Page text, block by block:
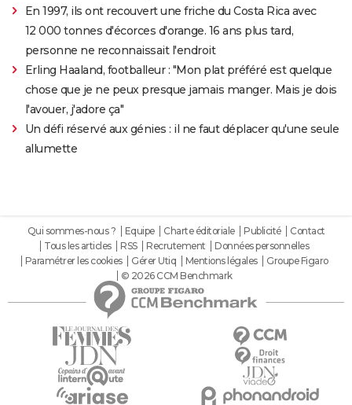
En 1997, ils ont recouvert une friche du Costa Rica avec
12 000 tonnes d'écorces d'orange. 16 ans plus tard,
personne ne reconnaissait l'endroit
Erling Haaland, footballeur : "Mon plat préféré est quelque
chose que je ne peux presque jamais manger. Mais je dois
l'avouer, j'adore ça"
Un défi réservé aux génies : il ne faut déplacer qu'une seule
allumette
Qui sommes-nous ? Equipe Charte éditoriale Publicité
Contact
Tous les articles
RSS Recrutement
Données personnelles
Paramétrer les cookies
Gérer Utiq Mentions légales
Groupe Figaro
© 2026 CCM Benchmark